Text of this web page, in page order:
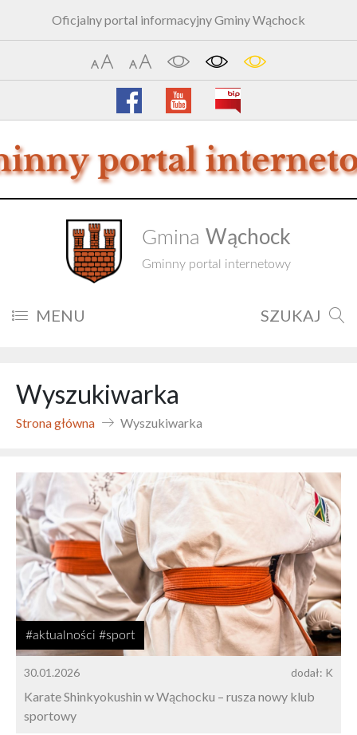
Oficjalny portal informacyjny Gminy Wąchock
Gmina Wąchock
Gminny portal internetowy
MENU SZUKAJ
Wyszukiwarka
Strona główna Wyszukiwarka
#aktualności #sport
30.01.2026 dodał: K
Karate Shinkyokushin w Wąchocku – rusza nowy klub
sportowy